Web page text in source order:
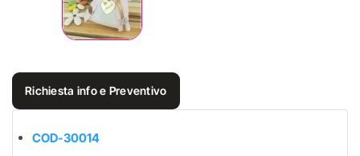
Richiesta info e Preventivo
COD-30014